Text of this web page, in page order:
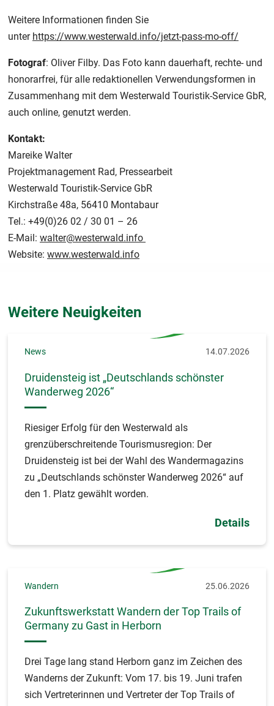
Weitere Informationen finden Sie
unter https://www.westerwald.info/jetzt-pass-mo-off/
Fotograf: Oliver Filby. Das Foto kann dauerhaft, rechte- und
honorarfrei, für alle redaktionellen Verwendungsformen in
Zusammenhang mit dem Westerwald Touristik-Service GbR,
auch online, genutzt werden.
Kontakt:
Mareike Walter
Projektmanagement Rad, Pressearbeit
Westerwald Touristik-Service GbR
Kirchstraße 48a, 56410 Montabaur
Tel.: +49(0)26 02 / 30 01 – 26
E-Mail: walter@westerwald.info
Website: www.westerwald.info
Weitere Neuigkeiten
News 14.07.2026
Druidensteig ist „Deutschlands schönster
Wanderweg 2026“
Riesiger Erfolg für den Westerwald als
grenzüberschreitende Tourismusregion: Der
Druidensteig ist bei der Wahl des Wandermagazins
zu „Deutschlands schönster Wanderweg 2026“ auf
den 1. Platz gewählt worden.
Details
Wandern 25.06.2026
Zukunftswerkstatt Wandern der Top Trails of
Germany zu Gast in Herborn
Drei Tage lang stand Herborn ganz im Zeichen des
Wanderns der Zukunft: Vom 17. bis 19. Juni trafen
sich Vertreterinnen und Vertreter der Top Trails of